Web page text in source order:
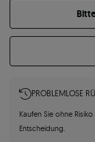
PROBLEMLOSE
Kaufen Sie ohne
Entscheidung.